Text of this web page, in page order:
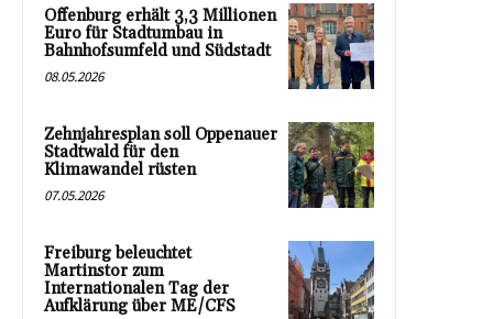
Offenburg erhält 3,3 Millionen
Euro für Stadtumbau in
Bahnhofsumfeld und Südstadt
08.05.2026
Zehnjahresplan soll Oppenauer
Stadtwald für den
Klimawandel rüsten
07.05.2026
Freiburg beleuchtet
Martinstor zum
Internationalen Tag der
Aufklärung über ME/CFS